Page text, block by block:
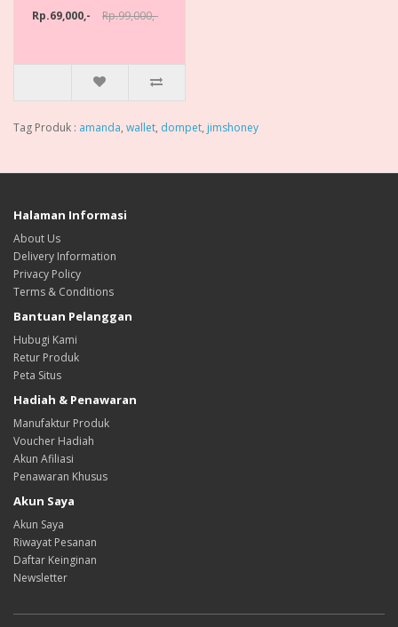
Rp.69,000,-
Rp.99,000,-
Tag Produk : amanda, wallet, dompet, jimshoney
Halaman Informasi
About Us
Delivery Information
Privacy Policy
Terms & Conditions
Bantuan Pelanggan
Hubugi Kami
Retur Produk
Peta Situs
Hadiah & Penawaran
Manufaktur Produk
Voucher Hadiah
Akun Afiliasi
Penawaran Khusus
Akun Saya
Akun Saya
Riwayat Pesanan
Daftar Keinginan
Newsletter